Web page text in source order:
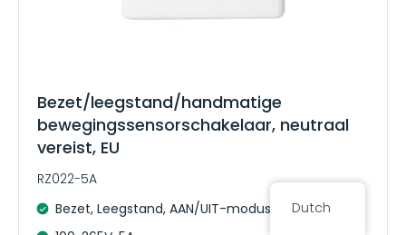
Bezet/leegstand/handmatige
bewegingssensorschakelaar, neutraal
vereist, EU
RZ022-5A
Bezet, Leegstand, AAN/UIT-modus
Dutch